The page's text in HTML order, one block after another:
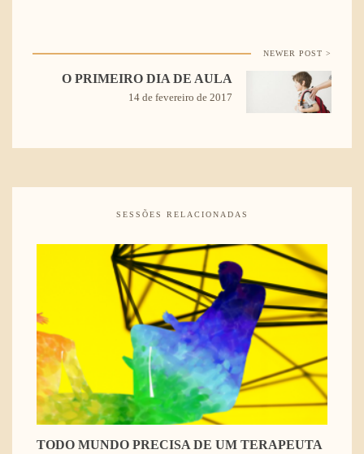
NEWER POST >
O PRIMEIRO DIA DE AULA
14 de fevereiro de 2017
SESSÕES RELACIONADAS
TODO MUNDO PRECISA DE UM TERAPEUTA